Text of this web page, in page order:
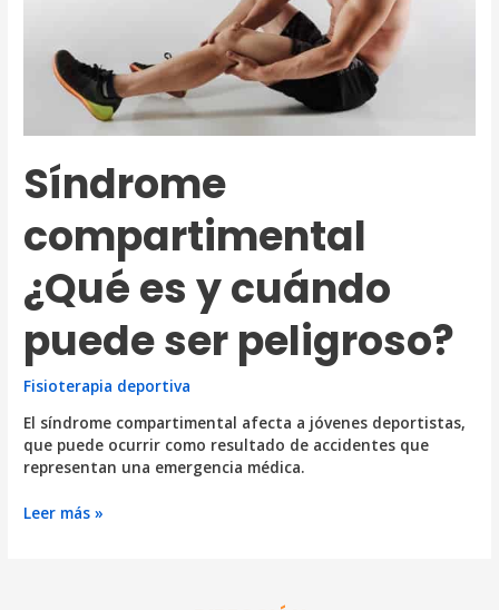
Síndrome
compartimental
¿Qué es y cuándo
puede ser peligroso?
Fisioterapia deportiva
El síndrome compartimental afecta a jóvenes deportistas,
que puede ocurrir como resultado de accidentes que
representan una emergencia médica.
Síndrome
Leer más »